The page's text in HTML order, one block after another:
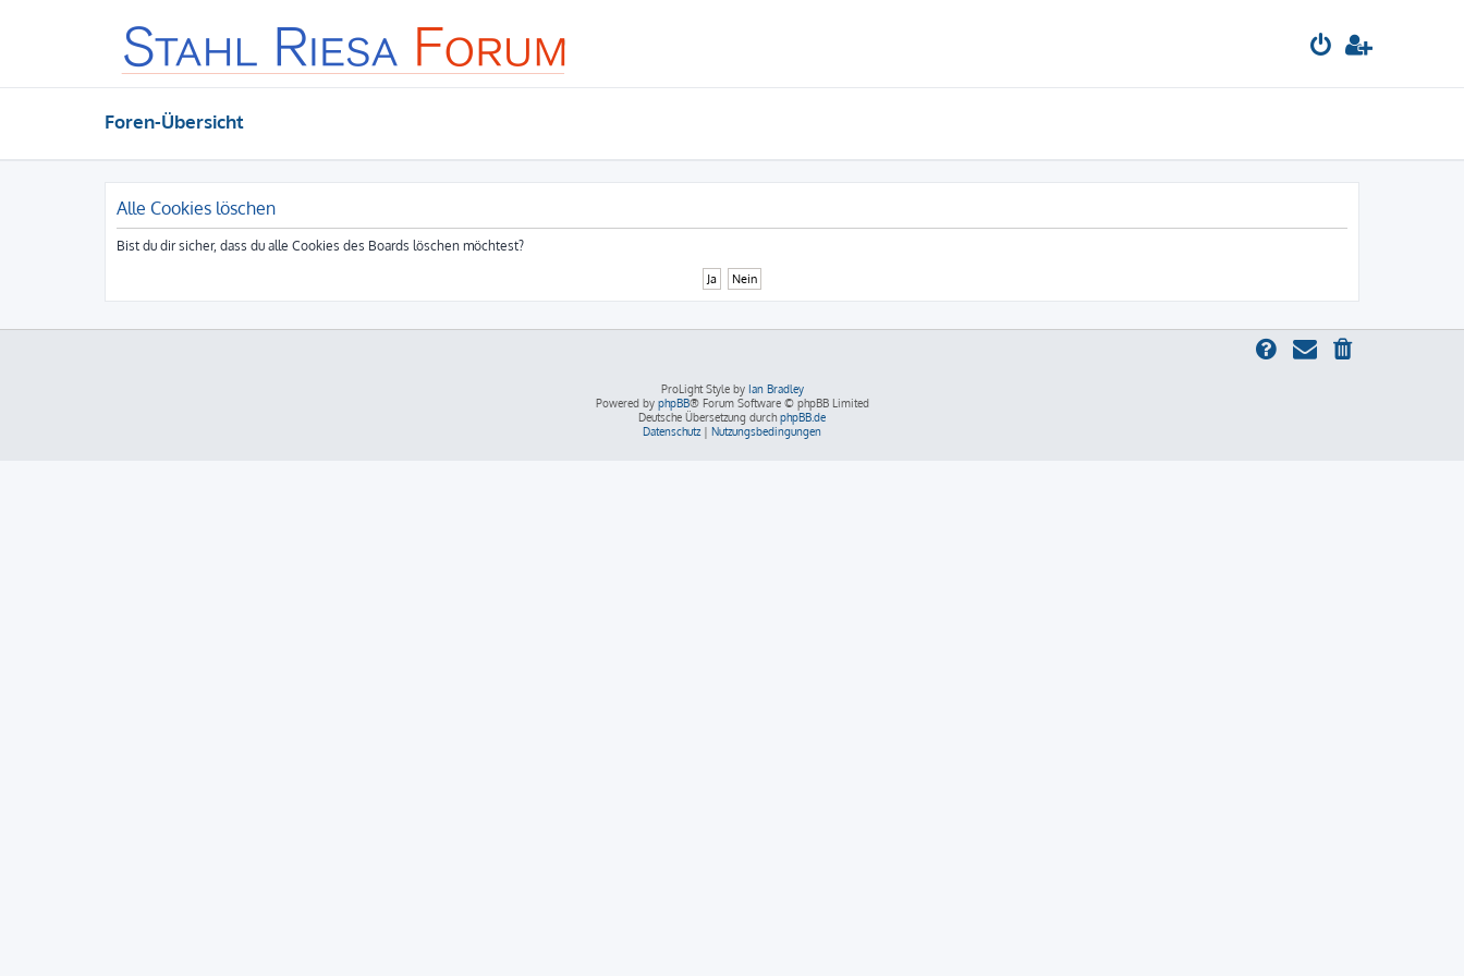
Foren-Übersicht
Alle Cookies löschen
Bist du dir sicher, dass du alle Cookies des Boards löschen möchtest?
ProLight Style by Ian Bradley
Powered by phpBB® Forum Software © phpBB Limited
Deutsche Übersetzung durch phpBB.de
Datenschutz | Nutzungsbedingungen